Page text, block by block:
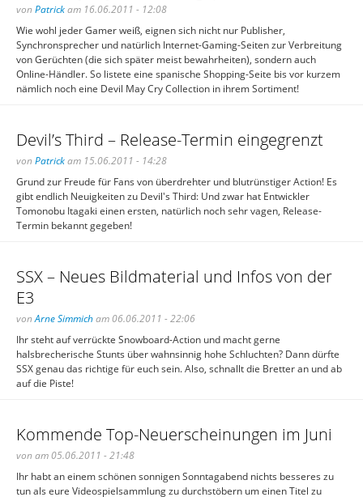
von Patrickam 16.06.2011 - 12:08
Wie wohl jeder Gamer weiß, eignen sich nicht nur Publisher,
Synchronsprecher und natürlich Internet-Gaming-Seiten zur Verbreitung
von Gerüchten (die sich später meist bewahrheiten), sondern auch
Online-Händler. So listete eine spanische Shopping-Seite bis vor kurzem
nämlich noch eine Devil May Cry Collection in ihrem Sortiment!
Devil’s Third – Release-Termin eingegrenzt
von Patrickam 15.06.2011 - 14:28
Grund zur Freude für Fans von überdrehter und blutrünstiger Action! Es
gibt endlich Neuigkeiten zu Devil's Third: Und zwar hat Entwickler
Tomonobu Itagaki einen ersten, natürlich noch sehr vagen, Release-
Termin bekannt gegeben!
SSX – Neues Bildmaterial und Infos von der
E3
vonArne Simmicham 06.06.2011 - 22:06
Ihr steht auf verrückte Snowboard-Action und macht gerne
halsbrecherische Stunts über wahnsinnig hohe Schluchten? Dann dürfte
SSX genau das richtige für euch sein. Also, schnallt die Bretter an und ab
auf die Piste!
Kommende Top-Neuerscheinungen im Juni
von am 05.06.2011 - 21:48
Ihr habt an einem schönen sonnigen Sonntagabend nichts besseres zu
tun als eure Videospielsammlung zu durchstöbern um einen Titel zu